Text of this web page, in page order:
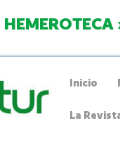
HEMEROTECA
Inicio
La